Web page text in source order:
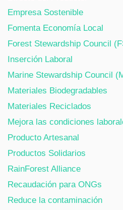
Empresa Sostenible
Fomenta Economía Local
Forest Stewardship Council
Inserción Laboral
Marine Stewardship Council
Materiales Biodegradables
Materiales Reciclados
Mejora las condiciones
Producto Artesanal
Productos Solidarios
RainForest Alliance
Recaudación para ONGs
Reduce la contaminación